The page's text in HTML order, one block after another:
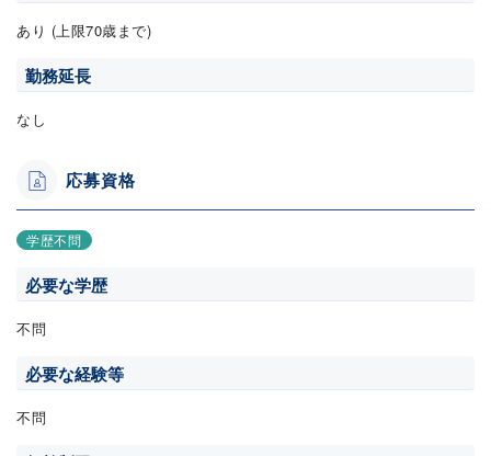
あり (上限70歳まで)
勤務延長
なし
応募資格
学歴不問
必要な学歴
不問
必要な経験等
不問